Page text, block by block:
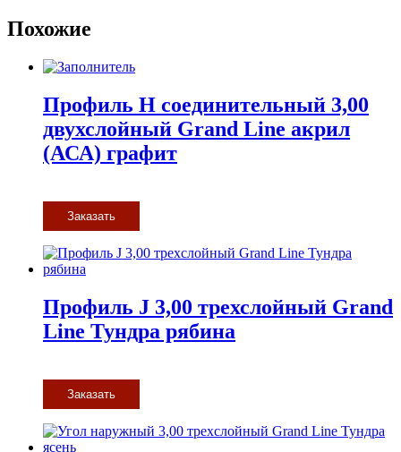
Похожие
Профиль H соединительный 3,00
двухслойный Grand Line акрил
(АСА) графит
Заказать
Профиль J 3,00 трехслойный Grand
Line Тундра рябина
Заказать